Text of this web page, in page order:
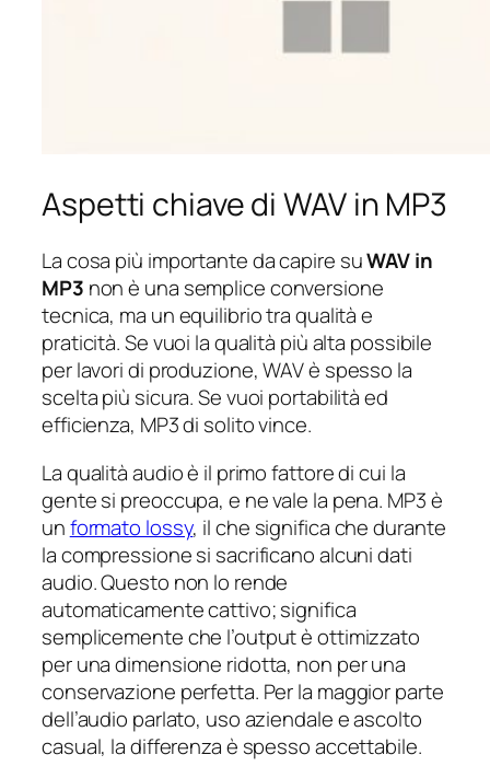
Aspetti chiave di WAV in MP3
La cosa più importante da capire suWAV in
MP3 non è una semplice conversione
tecnica, ma un equilibrio tra qualità e
praticità. Se vuoi la qualità più alta possibile
per lavori di produzione, WAV è spesso la
scelta più sicura. Se vuoi portabilità ed
efficienza, MP3 di solito vince.
La qualità audio è il primo fattore di cui la
gente si preoccupa, e ne vale la pena. MP3 è
unformato lossy, il che significa che durante
la compressione si sacrificano alcuni dati
audio. Questo non lo rende
automaticamente cattivo; significa
semplicemente che l’output è ottimizzato
per una dimensione ridotta, non per una
conservazione perfetta. Per la maggior parte
dell’audio parlato, uso aziendale e ascolto
casual, la differenza è spesso accettabile.